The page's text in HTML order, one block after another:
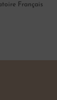
Français